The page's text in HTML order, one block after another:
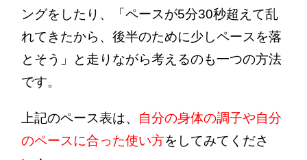
ングをしたり、「ペースが5分30秒超えて乱
れてきたから、後半のために少しペースを落
とそう」と走りながら考えるのも一つの方法
です。
上記のペース表は、 自分の身体の調子や自分
のペースに合った使い方をしてみてくださ